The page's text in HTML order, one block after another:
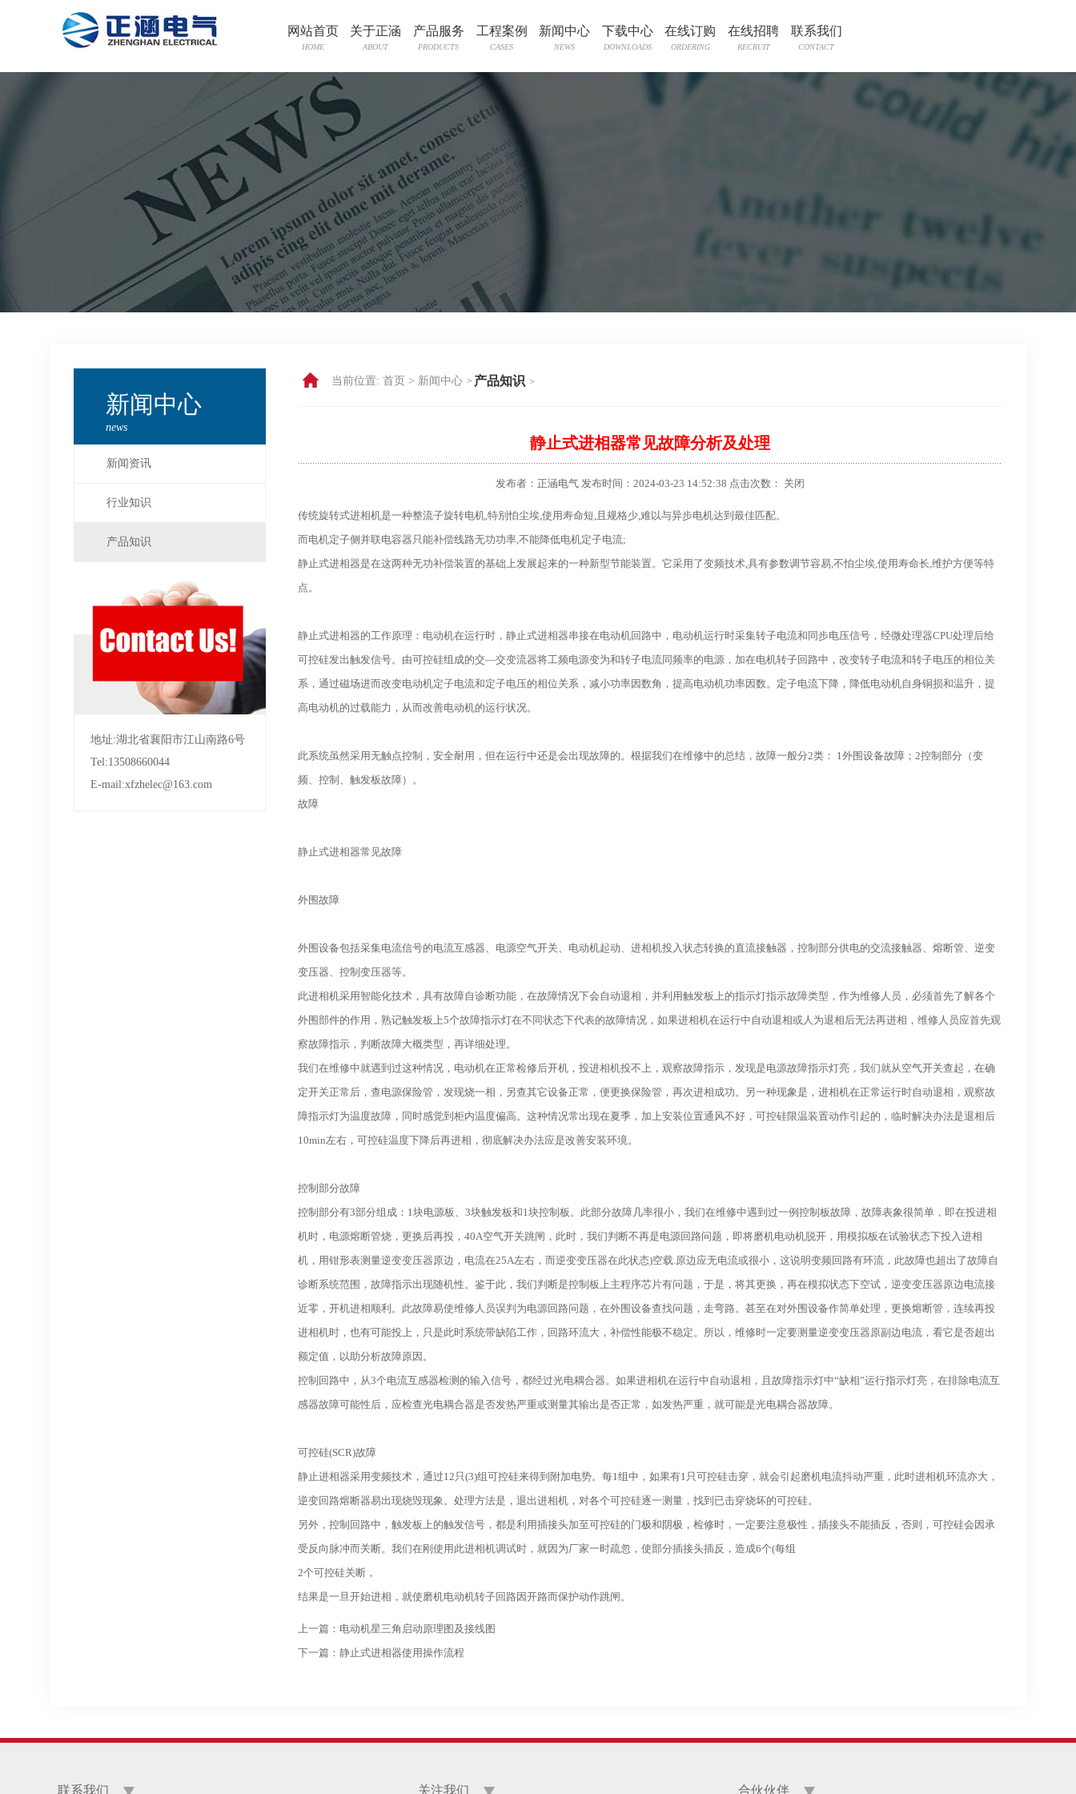
网站首页
HOME
关于正涵
ABOUT
产品服务
PRODUCTS
工程案例
CASES
新闻中心
NEWS
下载中心
DOWNLOADS
在线订购
ORDERING
在线招聘
RECRUIT
联系我们
CONTACT
新闻中心
news
新闻资讯
行业知识
产品知识
地址:湖北省襄阳市江山南路6号
Tel:13508660044
E-mail:xfzhelec@163.com
当前位置: 首页 > 新闻中心 > 产品知识 >
静止式进相器常见故障分析及处理
发布者：正涵电气 发布时间：2024-03-23 14:52:38 点击次数： 关闭
传统旋转式进相机是一种整流子旋转电机,特别怕尘埃,使用寿命短,且规格少,难以与异步电机达到最佳匹配。
而电机定子侧并联电容器只能补偿线路无功功率,不能降低电机定子电流;
静止式进相器是在这两种无功补偿装置的基础上发展起来的一种新型节能装置。它采用了变频技术,具有参数调节容易,不怕尘埃,使用寿命长,维护方便等特
点。
静止式进相器的工作原理：电动机在运行时，静止式进相器串接在电动机回路中，电动机运行时采集转子电流和同步电压信号，经微处理器CPU处理后给
可控硅发出触发信号。由可控硅组成的交—交变流器将工频电源变为和转子电流同频率的电源，加在电机转子回路中，改变转子电流和转子电压的相位关
系，通过磁场进而改变电动机定子电流和定子电压的相位关系，减小功率因数角，提高电动机功率因数。定子电流下降，降低电动机自身铜损和温升，提
高电动机的过载能力，从而改善电动机的运行状况。
此系统虽然采用无触点控制，安全耐用，但在运行中还是会出现故障的。根据我们在维修中的总结，故障一般分2类： 1外围设备故障；2控制部分（变
频、控制、触发板故障）。
故障
静止式进相器常见故障
外围故障
外围设备包括采集电流信号的电流互感器、电源空气开关、电动机起动、进相机投入状态转换的直流接触器，控制部分供电的交流接触器、熔断管、逆变
变压器、控制变压器等。
此进相机采用智能化技术，具有故障自诊断功能，在故障情况下会自动退相，并利用触发板上的指示灯指示故障类型，作为维修人员，必须首先了解各个
外围部件的作用，熟记触发板上5个故障指示灯在不同状态下代表的故障情况，如果进相机在运行中自动退相或人为退相后无法再进相，维修人员应首先观
察故障指示，判断故障大概类型，再详细处理。
我们在维修中就遇到过这种情况，电动机在正常检修后开机，投进相机投不上，观察故障指示，发现是电源故障指示灯亮，我们就从空气开关查起，在确
定开关正常后，查电源保险管，发现烧一相，另查其它设备正常，便更换保险管，再次进相成功。另一种现象是，进相机在正常运行时自动退相，观察故
障指示灯为温度故障，同时感觉到柜内温度偏高。这种情况常出现在夏季，加上安装位置通风不好，可控硅限温装置动作引起的，临时解决办法是退相后
10min左右，可控硅温度下降后再进相，彻底解决办法应是改善安装环境。
控制部分故障
控制部分有3部分组成：1块电源板、3块触发板和1块控制板。此部分故障几率很小，我们在维修中遇到过一例控制板故障，故障表象很简单，即在投进相
机时，电源熔断管烧，更换后再投，40A空气开关跳闸，此时，我们判断不再是电源回路问题，即将磨机电动机脱开，用模拟板在试验状态下投入进相
机，用钳形表测量逆变变压器原边，电流在25A左右，而逆变变压器在此状态)空载.原边应无电流或很小，这说明变频回路有环流，此故障也超出了故障自
诊断系统范围，故障指示出现随机性。鉴于此，我们判断是控制板上主程序芯片有问题，于是，将其更换，再在模拟状态下空试，逆变变压器原边电流接
近零，开机进相顺利。此故障易使维修人员误判为电源回路问题，在外围设备查找问题，走弯路。甚至在对外围设备作简单处理，更换熔断管，连续再投
进相机时，也有可能投上，只是此时系统带缺陷工作，回路环流大，补偿性能极不稳定。所以，维修时一定要测量逆变变压器原副边电流，看它是否超出
额定值，以助分析故障原因。
控制回路中，从3个电流互感器检测的输入信号，都经过光电耦合器。如果进相机在运行中自动退相，且故障指示灯中“缺相”运行指示灯亮，在排除电流互
感器故障可能性后，应检查光电耦合器是否发热严重或测量其输出是否正常，如发热严重，就可能是光电耦合器故障。
可控硅(SCR)故障
静止进相器采用变频技术，通过12只(3)组可控硅来得到附加电势。每1组中，如果有1只可控硅击穿，就会引起磨机电流抖动严重，此时进相机环流亦大，
逆变回路熔断器易出现烧毁现象。处理方法是，退出进相机，对各个可控硅逐一测量，找到已击穿烧坏的可控硅。
另外，控制回路中，触发板上的触发信号，都是利用插接头加至可控硅的门极和阴极，检修时，一定要注意极性，插接头不能插反，否则，可控硅会因承
受反向脉冲而关断。我们在刚使用此进相机调试时，就因为厂家一时疏忽，使部分插接头插反，造成6个(每组
2个可控硅关断，
结果是一旦开始进相，就使磨机电动机转子回路因开路而保护动作跳闸。
上一篇： 电动机星三角启动原理图及接线图
下一篇： 静止式进相器使用操作流程
联系我们 关注我们 合伙伙伴